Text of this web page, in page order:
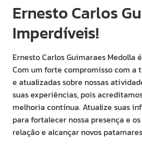
Ernesto Carlos
Imperdíveis!
Ernesto Carlos Guimaraes Medolla
Com um forte compromisso com a
e atualizadas sobre nossas
suas experiências, pois
melhoria contínua. Atualize suas
para fortalecer nossa presença e
relação e alcançar novos